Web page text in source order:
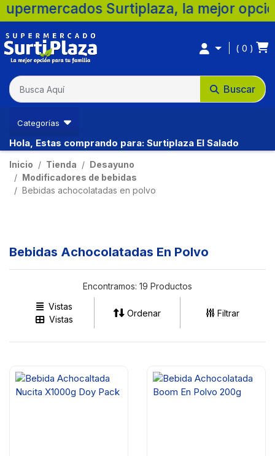
Surtiplaza, la mejor opción para
Buscar
0
Categorías
Hola, Estas comprando para: Surtiplaza El Salado
Inicio Tienda
Desayuno
Modificadores de bebidas
Bebidas achocolatadas en polvo
Bebidas Achocolatadas En Polvo
Encontramos: 19 Productos
Vistas
Vistas
Ordenar Filtrar